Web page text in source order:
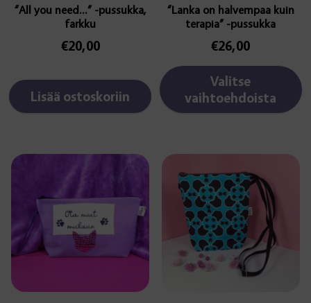
“All you need…” -pussukka,
farkku
€20,00
Lisää ostoskoriin
“Lanka on halvempaa kuin
terapia” -pussukka
€26,00
Valitse
vaihtoehdoista